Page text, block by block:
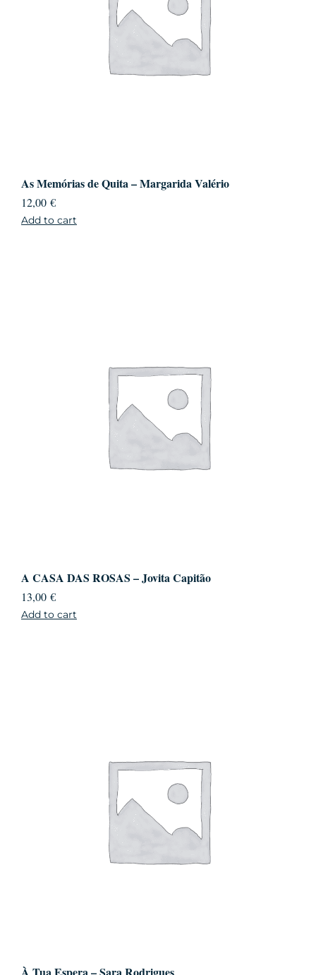
As Memórias de Quita – Margarida Valério
12,00 €
Add to cart
A CASA DAS ROSAS – Jovita Capitão
13,00 €
Add to cart